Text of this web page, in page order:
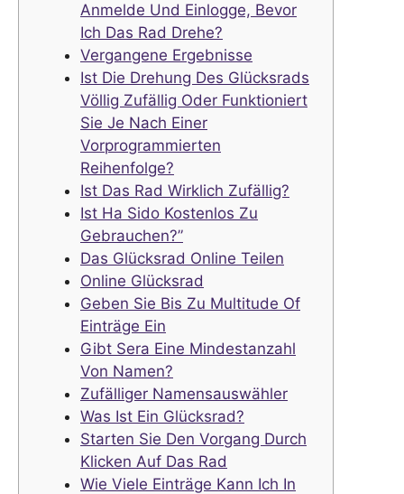
Anmelde Und Einlogge, Bevor
Ich Das Rad Drehe?
Vergangene Ergebnisse
Ist Die Drehung Des Glücksrads
Völlig Zufällig Oder Funktioniert
Sie Je Nach Einer
Vorprogrammierten
Reihenfolge?
Ist Das Rad Wirklich Zufällig?
Ist Ha Sido Kostenlos Zu
Gebrauchen?”
Das Glücksrad Online Teilen
Online Glücksrad
Geben Sie Bis Zu Multitude Of
Einträge Ein
Gibt Sera Eine Mindestanzahl
Von Namen?
Zufälliger Namensauswähler
Was Ist Ein Glücksrad?
Starten Sie Den Vorgang Durch
Klicken Auf Das Rad
Wie Viele Einträge Kann Ich In